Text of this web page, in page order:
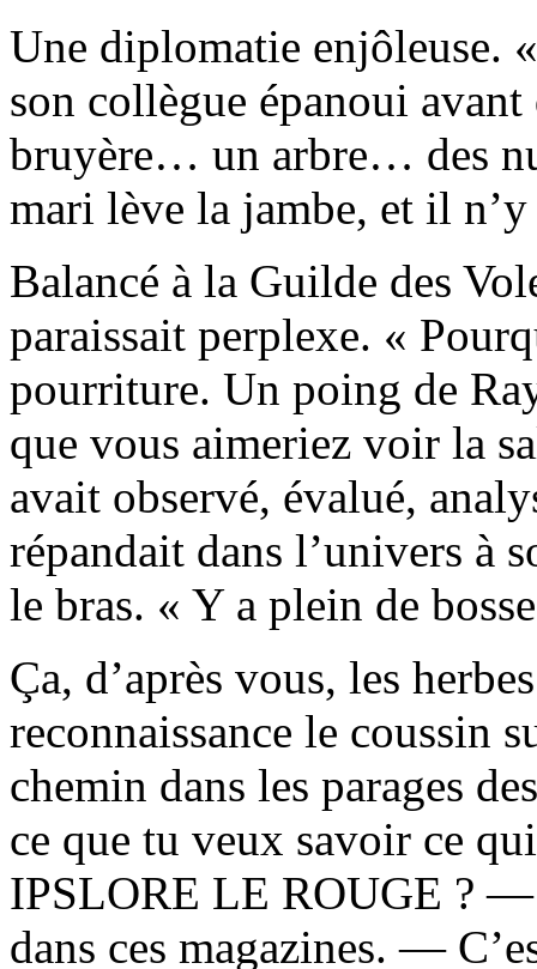
Une diplomatie enjôleuse.
son collègue épanoui
bruyère… un arbre… des
mari lève la jambe, et il
Balancé à la Guilde des
paraissait perplexe. «
pourriture. Un poing de
que vous aimeriez voir la
avait observé, évalué,
répandait dans l’univers à
le bras. « Y a plein de
Ça, d’après vous, les
reconnaissance le coussin
chemin dans les parages
ce que tu veux savoir ce
IPSLORE LE ROUGE ? —
dans ces magazines. —